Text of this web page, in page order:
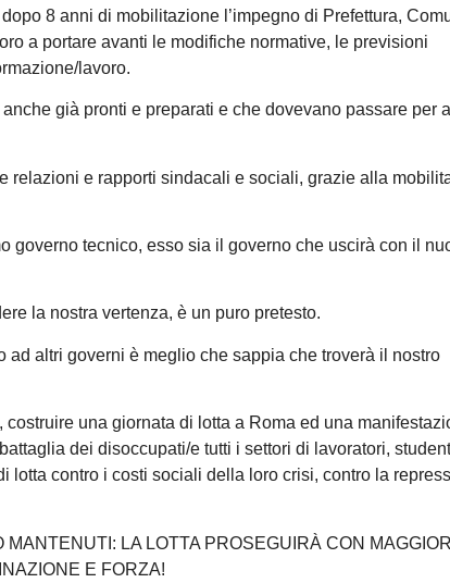
8 anni di mobilitazione l’impegno di Prefettura,
a portare avanti le modifiche normative, le previsioni
lavoro.
già pronti e preparati e che dovevano passare per
relazioni e rapporti sindacali e sociali, grazie alla
governo tecnico, esso sia il governo che uscirà con il
la nostra vertenza, è un puro pretesto.
altri governi è meglio che sappia che troverà il nostro
una giornata di lotta a Roma ed una
dei disoccupati/e tutti i settori di lavoratori,
lotta contro i costi sociali della loro crisi, contro la
LA LOTTA PROSEGUIRÀ CON MAGGIOR
E FORZA!